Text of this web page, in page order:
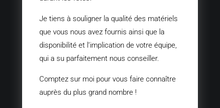
Je tiens à souligner la qualité des matériels
que vous nous avez fournis ainsi que la
disponibilité et l’implication de votre équipe,
qui a su parfaitement nous conseiller.
Comptez sur moi pour vous faire connaître
auprès du plus grand nombre !